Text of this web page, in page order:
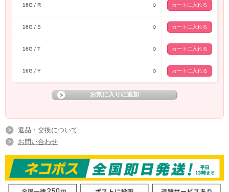
16G / R ○
16G / S ○
16G / T ○
16G / Y ○
返品・交換について
お問い合わせ